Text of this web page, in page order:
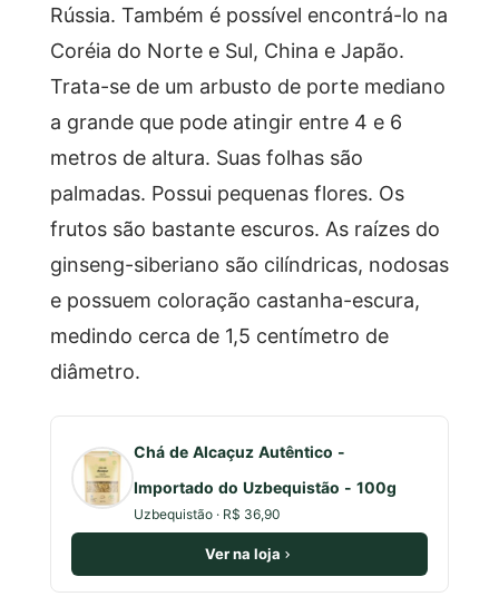
Rússia. Também é possível encontrá-lo na
Coréia do Norte e Sul, China e Japão.
Trata-se de um arbusto de porte mediano
a grande que pode atingir entre 4 e 6
metros de altura. Suas folhas são
palmadas. Possui pequenas flores. Os
frutos são bastante escuros. As raízes do
ginseng-siberiano são cilíndricas, nodosas
e possuem coloração castanha-escura,
medindo cerca de 1,5 centímetro de
diâmetro.
Chá de Alcaçuz Autêntico -
Importado do Uzbequistão - 100g
Uzbequistão · R$ 36,90
Ver na loja